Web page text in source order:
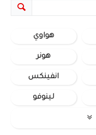
هواوي
هونر
انفينكس
لينوفو